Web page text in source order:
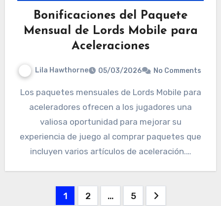
Bonificaciones del Paquete
Mensual de Lords Mobile para
Aceleraciones
Lila Hawthorne 05/03/2026 No Comments
Los paquetes mensuales de Lords Mobile para
aceleradores ofrecen a los jugadores una
valiosa oportunidad para mejorar su
experiencia de juego al comprar paquetes que
incluyen varios artículos de aceleración.…
1 2 … 5